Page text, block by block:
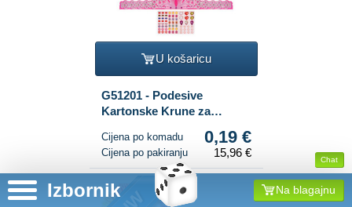
Chat
Izbornik Na blagajnu
U košaricu
G51201 - Podesive
Kartonske Krune za
kom.)
Cijena po komadu 0,19 €
Cijena po pakiranju 15,96 €